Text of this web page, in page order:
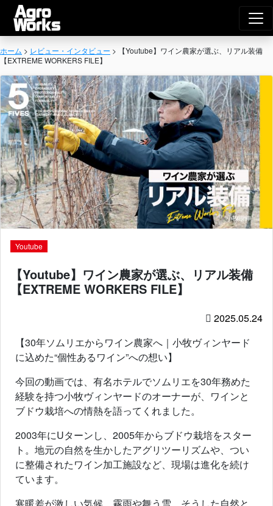
メインナビゲーション Agro Works｜ア
ホーム > レビュー・インタビュー >
【Youtube】ワイン農家が選ぶ、リアル装備
【EXTREME WORKERS FILE】
Youtube
【Youtube】ワイン農家が選ぶ、リアル装備
【EXTREME WORKERS FILE】
2025.05.24
【30年ソムリエからワイン農家へ｜小牧ヴィンヤード
に込めた“個性あるワイン”への想い】
今回の動画では、有名ホテルでソムリエを30年務めた
経験を持つ小牧ヴィンヤードのオーナーが、ワインと
ブドウ栽培への情熱を語ってくれました。
2003年にUターンし、2005年からブドウ栽培をスター
ト。地元の自然を生かしたアグリツーリズムや、つい
に整備されたワイン加工施設など、現場は進化を続け
ています。